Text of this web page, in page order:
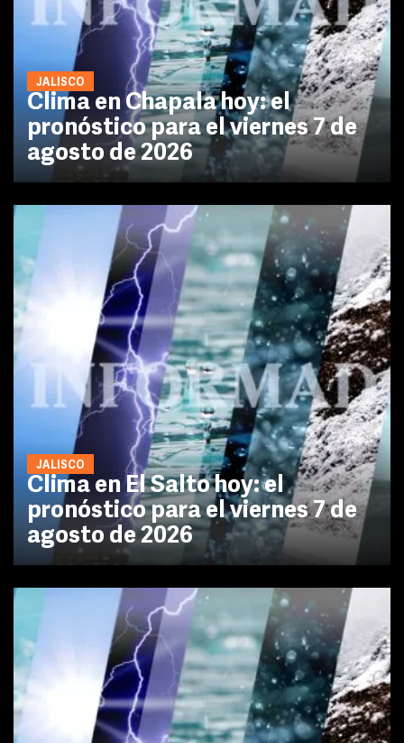
JALISCO
Clima en Chapala hoy: el
pronóstico para el viernes 7 de
agosto de 2026
JALISCO
Clima en El Salto hoy: el
pronóstico para el viernes 7 de
agosto de 2026